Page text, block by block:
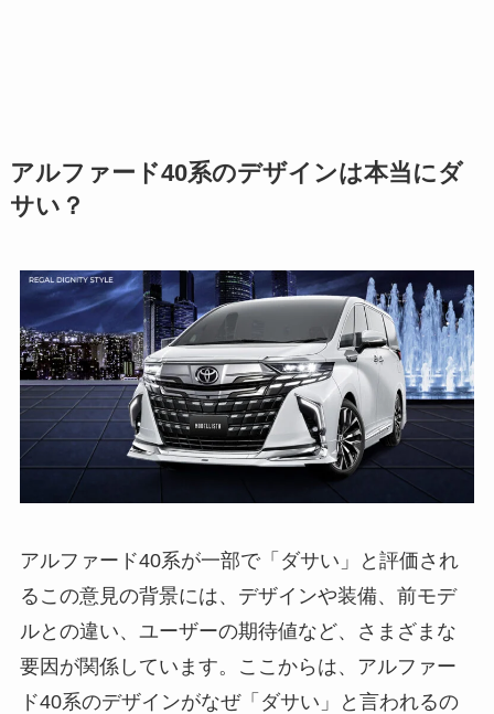
アルファード40系のデザインは本当にダ
サい？
アルファード40系が一部で「ダサい」と評価され
るこの意見の背景には、デザインや装備、前モデ
ルとの違い、ユーザーの期待値など、さまざまな
要因が関係しています。ここからは、アルファー
ド40系のデザインがなぜ「ダサい」と言われるの